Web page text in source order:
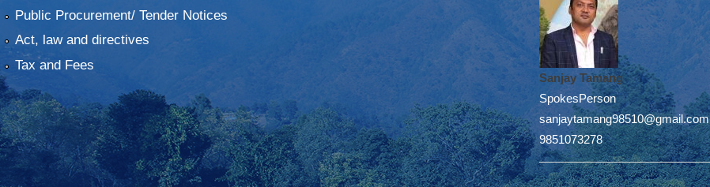
Public Procurement/ Tender Notices
Act, law and directives
Tax and Fees
Sanjay Tamang
SpokesPerson
sanjaytamang98510@gmail.com
9851073278